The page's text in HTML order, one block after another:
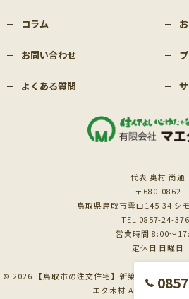
コラム
お問い合わせ
よくある質問
代表 奥村 尚通
〒680-0862
鳥取県鳥取市雲山145-34 シ
TEL 0857-24-
営業時間 8:00～
定休日 日曜日
© 2026 【鳥取市の注文住宅】新築も対応の工務
エタ木材 ALL RIGHTS